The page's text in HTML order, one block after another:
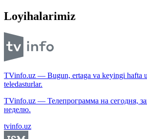
Loyihalarimiz
TVinfo.uz — Bugun, ertaga va keyingi hafta
teledasturlar.
TVinfo.uz — Телепрограмма на сегодня,
неделю.
tvinfo.uz